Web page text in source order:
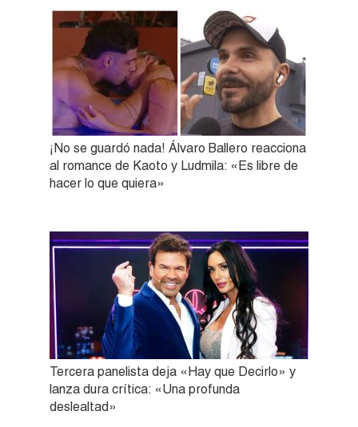
¡No se guardó nada! Álvaro Ballero reacciona
al romance de Kaoto y Ludmila: «Es libre de
hacer lo que quiera»
Tercera panelista deja «Hay que Decirlo» y
lanza dura crítica: «Una profunda
deslealtad»